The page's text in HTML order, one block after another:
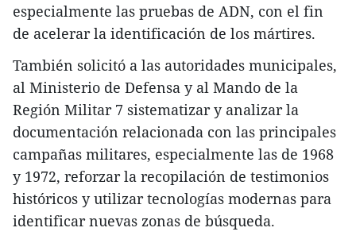
especialmente las pruebas de ADN, con el fin
de acelerar la identificación de los mártires.
También solicitó a las autoridades municipales,
al Ministerio de Defensa y al Mando de la
Región Militar 7 sistematizar y analizar la
documentación relacionada con las principales
campañas militares, especialmente las de 1968
y 1972, reforzar la recopilación de testimonios
históricos y utilizar tecnologías modernas para
identificar nuevas zonas de búsqueda.